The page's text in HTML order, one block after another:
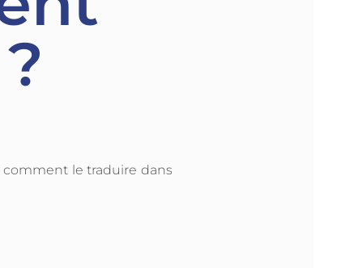
comment le traduire dans